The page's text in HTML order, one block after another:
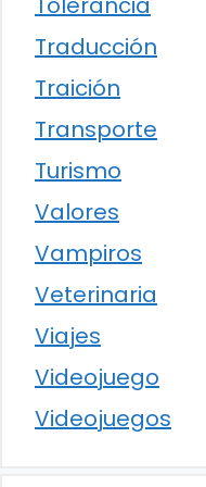
Traducción
Traición
Transporte
Turismo
Valores
Vampiros
Veterinaria
Viajes
Videojuego
Videojuegos